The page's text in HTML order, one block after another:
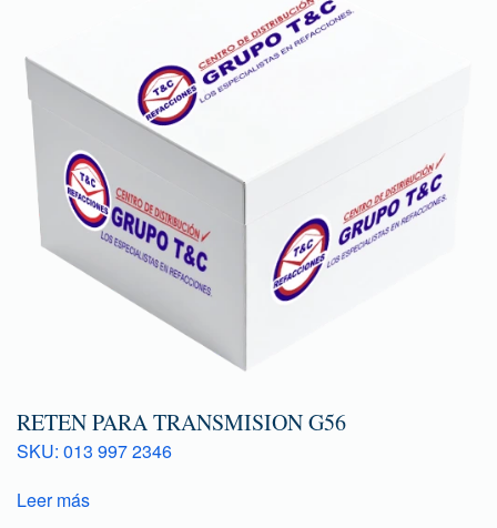
RETEN PARA TRANSMISION G56
SKU: 013 997 2346
Leer más